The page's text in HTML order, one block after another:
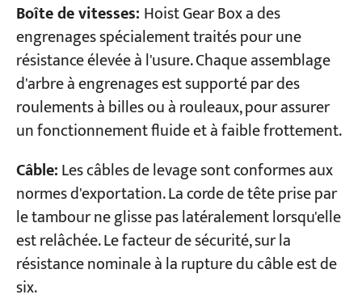
Boîte de vitesses: Hoist Gear Box a des
engrenages spécialement traités pour une
résistance élevée à l'usure. Chaque assemblage
d'arbre à engrenages est supporté par des
roulements à billes ou à rouleaux, pour assurer
un fonctionnement fluide et à faible frottement.
Câble:Les câbles de levage sont conformes aux
normes d'exportation. La corde de tête prise par
le tambour ne glisse pas latéralement lorsqu'elle
est relâchée. Le facteur de sécurité, sur la
résistance nominale à la rupture du câble est de
six.